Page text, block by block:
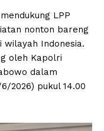
LPP
nonton bareng
wilayah Indonesia.
oleh Kapolri
dalam
2026) pukul 14.00